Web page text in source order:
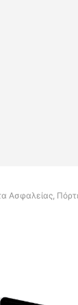
Ασφαλείας,